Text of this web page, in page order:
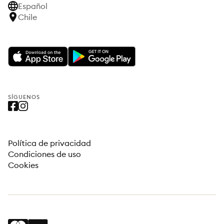
Español
Chile
SÍGUENOS
Política de privacidad
Condiciones de uso
Cookies